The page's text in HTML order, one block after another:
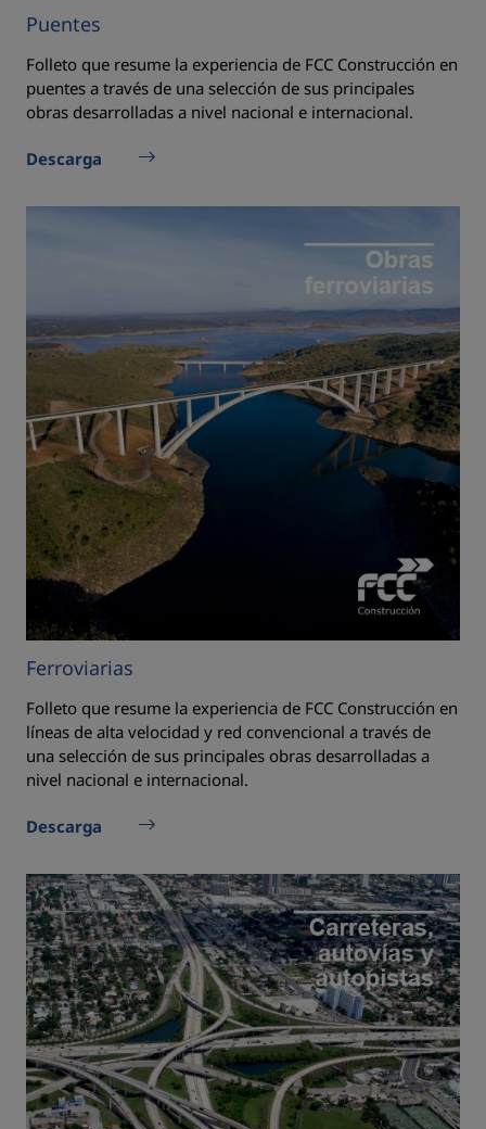
Puentes
Folleto que resume la experiencia de FCC Construcción en
puentes a través de una selección de sus principales
obras desarrolladas a nivel nacional e internacional.
Descarga
Ferroviarias
Folleto que resume la experiencia de FCC Construcción en
líneas de alta velocidad y red convencional a través de
una selección de sus principales obras desarrolladas a
nivel nacional e internacional.
Descarga